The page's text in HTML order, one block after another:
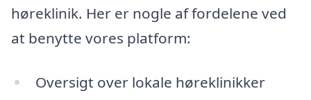
høreklinik. Her er nogle af fordelene ved
at benytte vores platform:
Oversigt over lokale høreklinikker